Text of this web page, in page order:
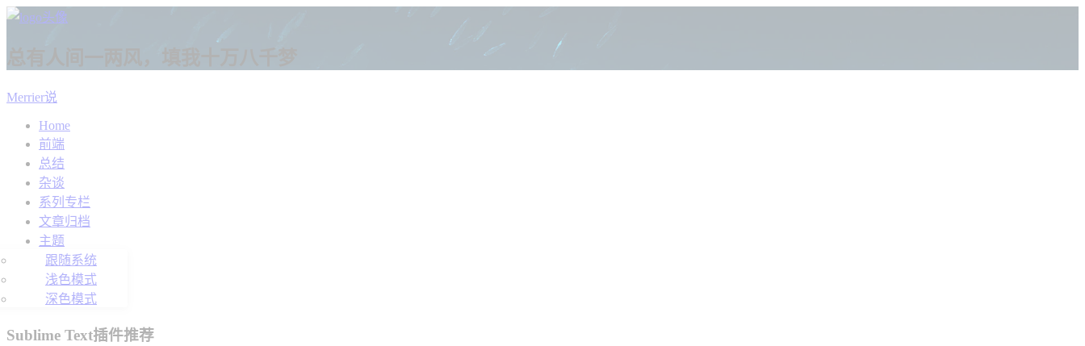
Merrier说
Home
前端
总结
杂谈
系列专栏
文章归档
主题
跟随系统
浅色模式
深色模式
Sublime Text插件推荐